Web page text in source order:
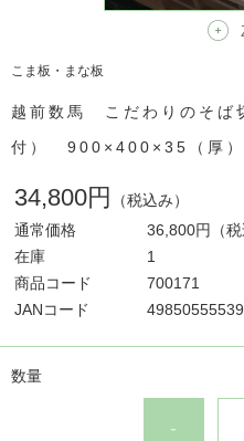
こま板・まな板
越前数馬 こだわりのそば
付） 900×400×35（厚）
34,800円
（税込み）
通常価格
36,800円
（
在庫
1
商品コード
700171
JANコード
数量
-